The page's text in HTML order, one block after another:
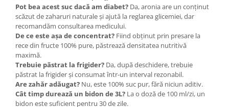
Pot bea acest suc dacă am diabet? Da, aronia are un conținut
scăzut de zaharuri naturale și ajută la reglarea glicemiei, dar
recomandăm consultarea medicului.
De ce este așa de concentrat? Fiind obținut prin presare la
rece din fructe 100% pure, păstrează densitatea nutritivă
maximă.
Trebuie păstrat la frigider? Da, după deschidere, trebuie
păstrat la frigider și consumat într-un interval rezonabil.
Are zahăr adăugat? Nu, este 100% suc pur, fără niciun aditiv.
Cât timp durează un bidon de 3L? La o doză de 100 ml/zi, un
bidon este suficient pentru 30 de zile.